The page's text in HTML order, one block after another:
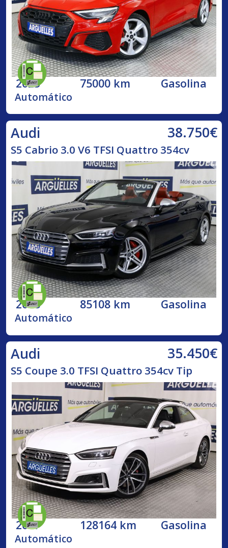
2023 75000 km Gasolina
Automático
Audi 38.750€
S5 Cabrio 3.0 V6 TFSI Quattro 354cv
2018 85108 km Gasolina
Automático
Audi 35.450€
S5 Coupe 3.0 TFSI Quattro 354cv Tip
2017 128164 km Gasolina
Automático